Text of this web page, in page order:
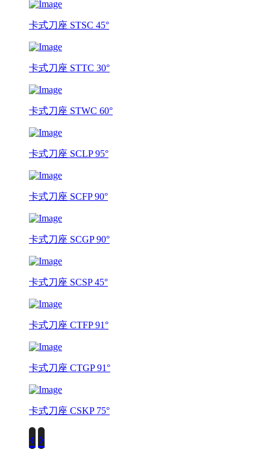
卡式刀座 STSC 45°
卡式刀座 STTC 30°
卡式刀座 STWC 60°
卡式刀座 SCLP 95°
卡式刀座 SCFP 90°
卡式刀座 SCGP 90°
卡式刀座 SCSP 45°
卡式刀座 CTFP 91°
卡式刀座 CTGP 91°
卡式刀座 CSKP 75°
‹ ›